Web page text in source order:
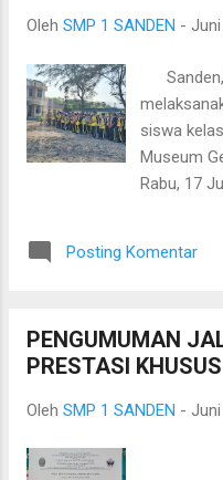
Oleh SMP 1 SANDEN -
Sanden,
siswa
Museum
Rabu, 17
penguatan
sehingga
Posting Komentar
PENGUMUMAN
PRESTASI KHUSUS
Oleh SMP 1 SANDEN -